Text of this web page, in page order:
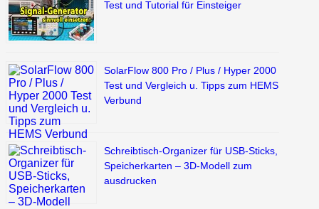
Test und Tutorial für Einsteiger
SolarFlow 800 Pro / Plus / Hyper 2000
Test und Vergleich u. Tipps zum HEMS
Verbund
Schreibtisch-Organizer für USB-Sticks,
Speicherkarten – 3D-Modell zum
ausdrucken